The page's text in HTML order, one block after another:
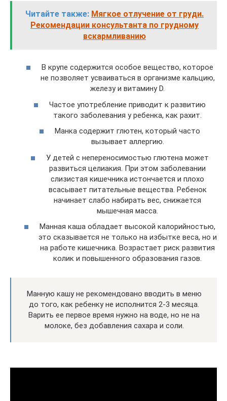
Читайте также: Мягкое отлучение от груди.
Рекомендации консультанта по грудному
вскармливанию
В крупе содержится особое вещество, которое
не позволяет усваиваться в организме кальцию,
железу и витамину D.
Частое употребление приводит к развитию
такого заболевания у ребенка, как рахит.
Манка содержит глютен, который часто
вызывает аллергию.
У детей с непереносимостью глютена может
развиться целиакия. При этом заболевании
слизистая кишечника истончается и плохо
всасывает питательные вещества. Ребенок
начинает слабо набирать вес, снижается
мышечная масса.
Манная каша обладает высокой калорийностью,
это сказывается не только на избытке веса, но и
на работе кишечника. Возрастает риск развития
колик и повышенного образования газов.
Манную кашу не рекомендовано вводить в меню
до того, как ребенку не исполнится 2-3 месяца.
Варить ее первое время нужно на воде, но не на
молоке, без добавления сахара и соли.